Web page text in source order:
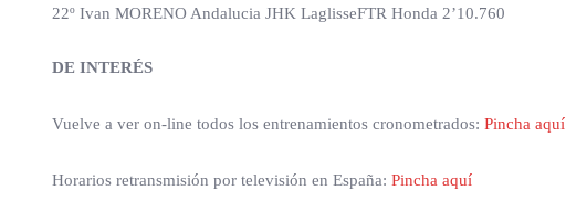
22º Ivan MORENO Andalucia JHK LaglisseFTR Honda 2’10.760
DE INTERÉS
Vuelve a ver on-line todos los entrenamientos cronometrados: Pincha aquí
Horarios retransmisión por televisión en España: Pincha aquí